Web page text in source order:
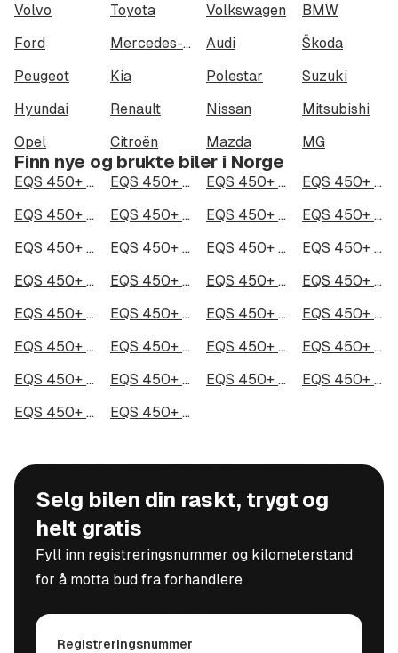
Volvo Toyota Volkswagen
BMW
Ford
Mercedes-Benz Audi
Škoda
Peugeot
Kia Polestar
Suzuki
Hyundai
Renault Nissan
Mitsubishi
Opel
Citroën Mazda MG
Finn nye og brukte biler i Norge
EQS 450+ i Oslo EQS 450+ i Bergen EQS 450+ i Trondheim
EQS 450+ i Stavanger
EQS 450+ i Kristiansand
EQS 450+ i Fredrikstad EQS 450+ i Drammen
EQS 450+ i Skien
EQS 450+ i Tromsø
EQS 450+ i Ålesund EQS 450+ i Moss
EQS 450+ i Porsgrunn
EQS 450+ i Bodø
EQS 450+ i Arendal EQS 450+ i Hamar
EQS 450+ i Larvik
EQS 450+ i Halden
EQS 450+ i Lillehammer EQS 450+ i Molde
EQS 450+ i Kongsberg
EQS 450+ i Harstad
EQS 450+ i Gjøvik EQS 450+ i Sarpsborg
EQS 450+ i Sandefjord
EQS 450+ i Kristiansund
EQS 450+ i Tromsdalen EQS 450+ i Narvik
EQS 450+ i Steinkjer
EQS 450+ i Haugesund
EQS 450+ i Alta
Selg bilen din raskt, trygt og
helt gratis
Fyll inn registreringsnummer og kilometerstand
for å motta bud fra forhandlere
Registreringsnummer